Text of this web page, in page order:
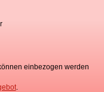
einbezogen werden
.